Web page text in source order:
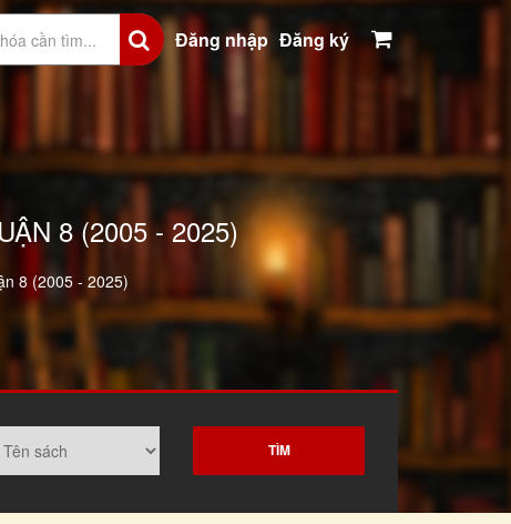
Đăng nhập Đăng ký
8 (2005 - 2025)
8 (2005 - 2025)